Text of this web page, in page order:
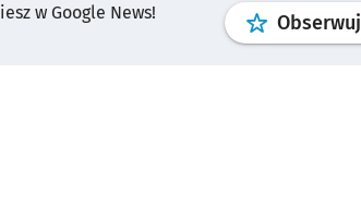
w Google News!
Obserwuj